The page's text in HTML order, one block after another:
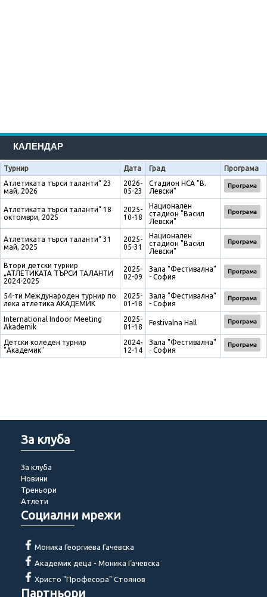
КАЛЕНДАР
Турнир Дата Град
Програма
Атлетиката търси таланти“ 23
май, 2026
2026-
05-23
Стадион НСА "В.
Левски"
Програма
Атлетиката търси таланти“ 18
октомври, 2025
2025-
10-18
Национален
стадион "Васил
Левски"
Програма
Атлетиката търси таланти“ 31
май, 2025
2025-
05-31
Национален
стадион "Васил
Левски"
Програма
Втори детски турнир
„АТЛЕТИКАТА ТЪРСИ ТАЛАНТИ
2024-2025
2025-
02-09
Зала "Фестивална"
- София
Програма
54-ти Международен турнир по
лека атлетика АКАДЕМИК
2025-
01-18
Зала "Фестивална"
- София
Програма
International Indoor Meeting
Akademik
2025-
01-18
Festivalna Hall Програма
Детски коледен турнир
"Академик"
2024-
12-14
Зала "Фестивална"
- София
Програма
За клуба
За клуба
Новини
Треньори
Атлети
Социални мрежи
Моника Георгиева Гачевска
Академик деца - Моника Гачевска
Христо "Професора" Стоянов
Партньори